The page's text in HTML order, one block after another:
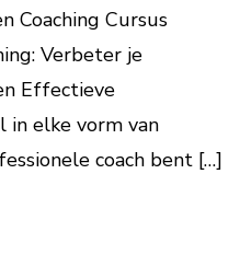
Coaching Cursus
Verbeter je
Effectieve
in elke vorm van
coach bent […]